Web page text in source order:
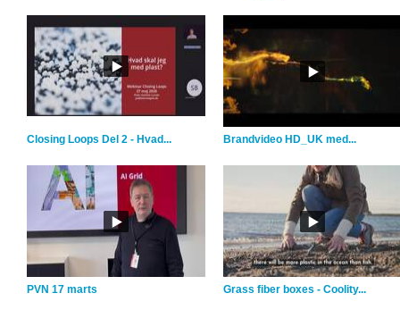
Closing Loops Del 2 - Hvad... Brandvideo HD_UK med...
PVN 17 marts Grass fiber boxes - Coolity...